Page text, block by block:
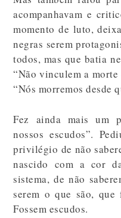
acompanhavam e
momento de luto,
negras serem
todos, mas que batia
“Não vinculem a
“Nós morremos desde
Fez ainda mais um
nossos escudos”.
privilégio de não
nascido com a cor
sistema, de não
serem o que são, que
Fossem escudos.